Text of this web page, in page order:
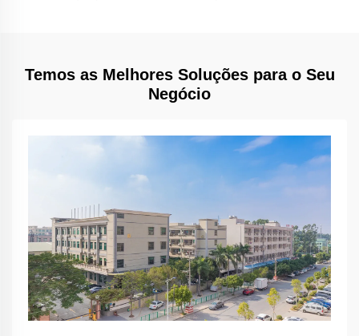
Temos as Melhores Soluções para o Seu
Negócio